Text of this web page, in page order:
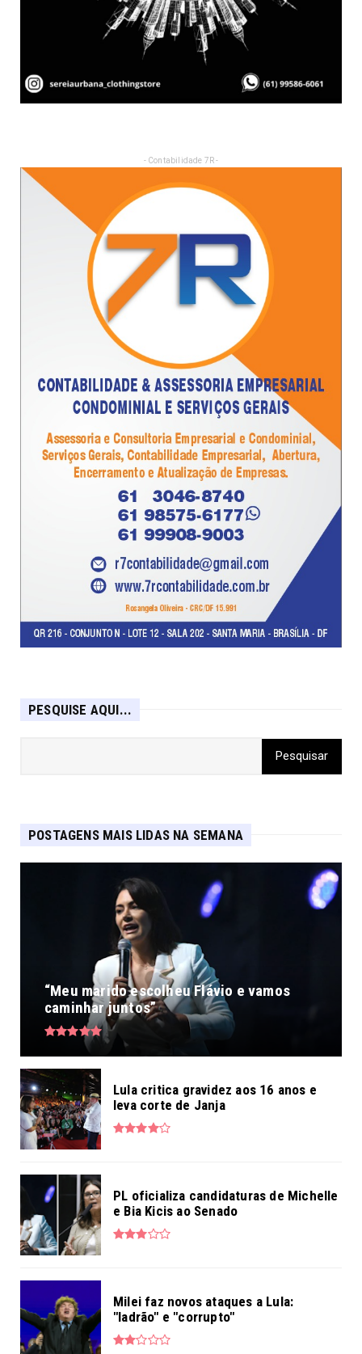
- Contabilidade 7R -
PESQUISE AQUI...
POSTAGENS MAIS LIDAS NA SEMANA
“Meu marido escolheu Flávio e vamos
caminhar juntos”
Lula critica gravidez aos 16 anos e
leva corte de Janja
PL oficializa candidaturas de Michelle
e Bia Kicis ao Senado
Milei faz novos ataques a Lula:
"ladrão" e "corrupto"